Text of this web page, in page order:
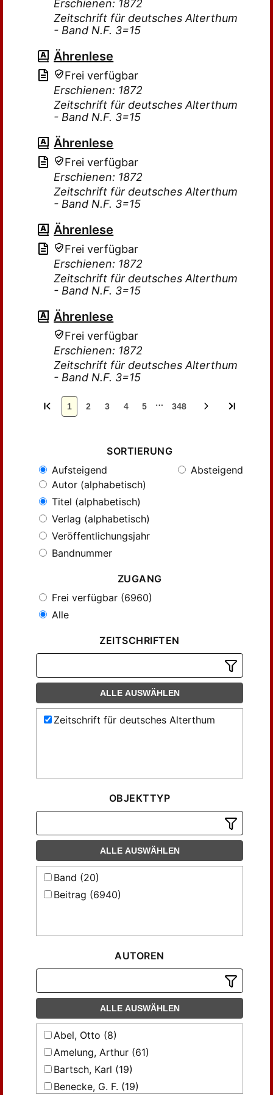
Erschienen: 1872
Zeitschrift für deutsches Alterthum
- Band N.F. 3=15
Ährenlese
Frei verfügbar
Erschienen: 1872
Zeitschrift für deutsches Alterthum
- Band N.F. 3=15
Ährenlese
Frei verfügbar
Erschienen: 1872
Zeitschrift für deutsches Alterthum
- Band N.F. 3=15
Ährenlese
Frei verfügbar
Erschienen: 1872
Zeitschrift für deutsches Alterthum
- Band N.F. 3=15
Ährenlese
Frei verfügbar
Erschienen: 1872
Zeitschrift für deutsches Alterthum
- Band N.F. 3=15
1 2 3 4 5 … 348
SORTIERUNG
Aufsteigend
Absteigend
Autor (alphabetisch)
Titel (alphabetisch)
Verlag (alphabetisch)
Veröffentlichungsjahr
Bandnummer
ZUGANG
Frei verfügbar (6960)
Alle
ZEITSCHRIFTEN
ALLE AUSWÄHLEN
Zeitschrift für deutsches Alterthum
OBJEKTTYP
ALLE AUSWÄHLEN
Band (20)
Beitrag (6940)
AUTOREN
ALLE AUSWÄHLEN
Abel, Otto (8)
Amelung, Arthur (61)
Bartsch, Karl (19)
Benecke, G. F. (19)